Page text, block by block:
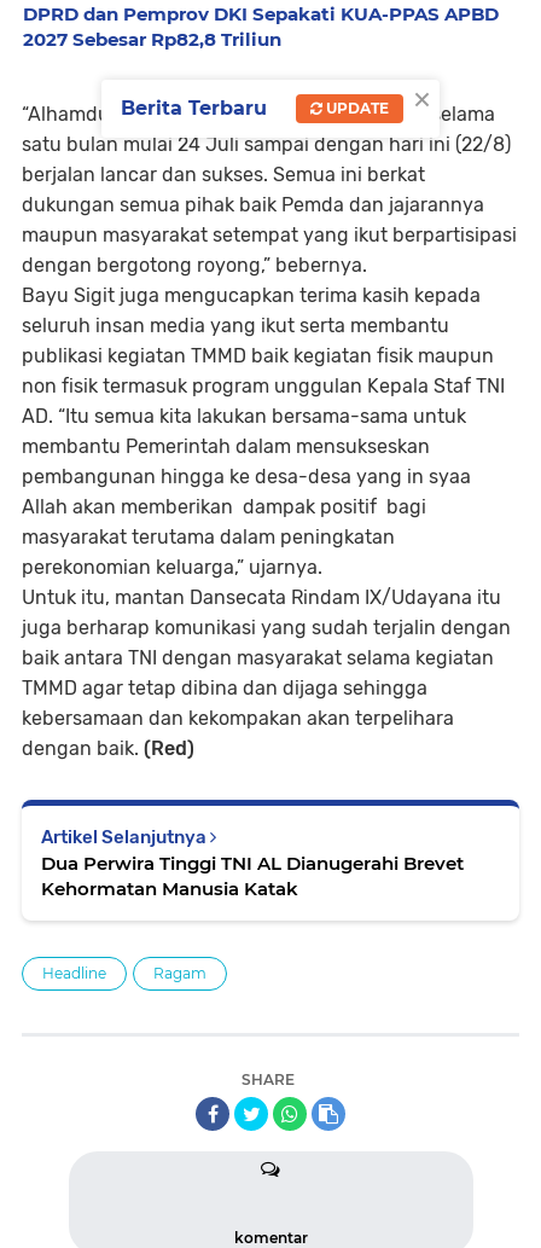
DPRD dan Pemprov DKI Sepakati KUA-PPAS APBD
2027 Sebesar Rp82,8 Triliun
“Alhamdulillah TMMD Ke-121 ini dilaksanakan selama
satu bulan mulai 24 Juli sampai dengan hari ini (22/8)
berjalan lancar dan sukses. Semua ini berkat
dukungan semua pihak baik Pemda dan jajarannya
maupun masyarakat setempat yang ikut berpartisipasi
dengan bergotong royong,” bebernya.
Bayu Sigit juga mengucapkan terima kasih kepada
seluruh insan media yang ikut serta membantu
publikasi kegiatan TMMD baik kegiatan fisik maupun
non fisik termasuk program unggulan Kepala Staf TNI
AD. “Itu semua kita lakukan bersama-sama untuk
membantu Pemerintah dalam mensukseskan
pembangunan hingga ke desa-desa yang in syaa
Allah akan memberikan dampak positif bagi
masyarakat terutama dalam peningkatan
perekonomian keluarga,” ujarnya.
Untuk itu, mantan Dansecata Rindam IX/Udayana itu
juga berharap komunikasi yang sudah terjalin dengan
baik antara TNI dengan masyarakat selama kegiatan
TMMD agar tetap dibina dan dijaga sehingga
kebersamaan dan kekompakan akan terpelihara
dengan baik. (Red)
Artikel Selanjutnya
Dua Perwira Tinggi TNI AL Dianugerahi Brevet
Kehormatan Manusia Katak
Headline Ragam
SHARE
komentar
×
Berita Terbaru UPDATE